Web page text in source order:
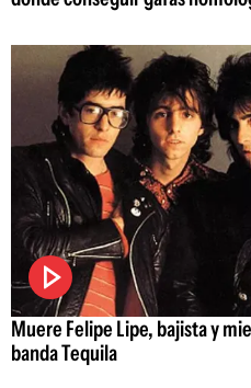
Muere Felipe Lipe, bajista y
banda Tequila